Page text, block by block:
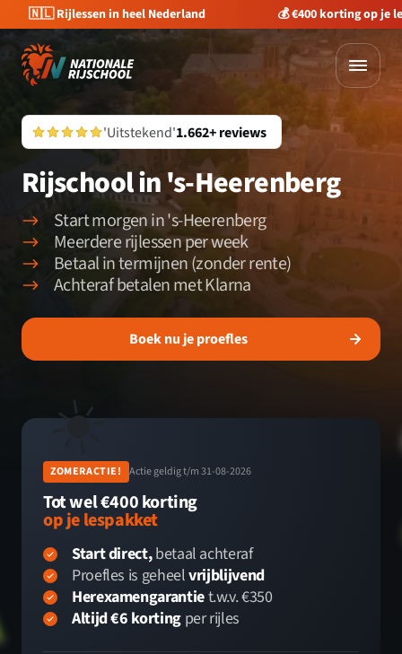
🇳🇱 Rijlessen in heel Nederland 💰 €400 korting op je
'Uitstekend'1.662+ reviews
Rijschool in 's-Heerenberg
Start morgen in 's-Heerenberg
Meerdere rijlessen per week
Betaal in termijnen (zonder rente)
Achteraf betalen met Klarna
Boek nu je proefles
☀️
ZOMERACTIE! Actie geldig t/m 31-08-2026
Tot wel €400 korting
op je lespakket
Start direct,betaal achteraf
Proefles is geheelvrijblijvend
Herexamengarantiet.w.v. €350
Altijd €6 kortingper rijles